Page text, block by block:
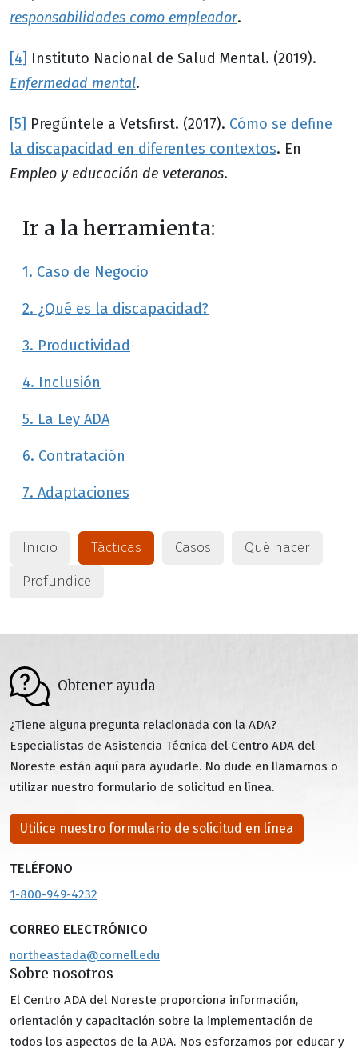
responsabilidades como empleador.
[4] Instituto Nacional de Salud Mental. (2019).
Enfermedad mental.
[5] Pregúntele a Vetsfirst. (2017). Cómo se define
la discapacidad en diferentes contextos. En
Empleo y educación de veteranos.
Ir a la herramienta:
1. Caso de Negocio
2. ¿Qué es la discapacidad?
3. Productividad
4. Inclusión
5. La Ley ADA
6. Contratación
7. Adaptaciones
Inicio Tácticas Casos
Qué hacer
Profundice
Obtener ayuda
¿Tiene alguna pregunta relacionada con la ADA?
Especialistas de Asistencia Técnica del Centro ADA del
Noreste están aquí para ayudarle. No dude en llamarnos o
utilizar nuestro formulario de solicitud en línea.
Utilice nuestro formulario de solicitud en línea
TELÉFONO
1-800-949-4232
CORREO ELECTRÓNICO
northeastada@cornell.edu
Sobre nosotros
El Centro ADA del Noreste proporciona información,
orientación y capacitación sobre la implementación de
todos los aspectos de la ADA. Nos esforzamos por educar y